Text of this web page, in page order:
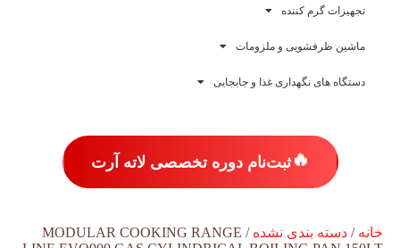
تجهیزات گرم کننده
ماشین ظرفشویی و ملزومات
دستگاه های نگهداری غذا و جابجایی
🔥ثبت‌نام دوره تخصصی لاته آرت
خانه / دسته بندی نشده
/ MODULAR COOKING RANGE